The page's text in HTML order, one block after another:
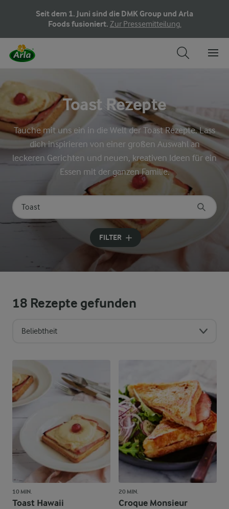
Seit dem 1. Juni sind die DMK Group und Arla
Foods fusioniert. Zur Pressemitteilung.
Toast Rezepte
Tauche mit uns ein in die Welt der Toast Rezepte. Lass
dich inspirieren von einer großen Auswahl an
leckeren Gerichten und neuen, kreativen Ideen für ein
Essen mit der ganzen Familie.
Nach Kategorie suchen
Geben Sie Suchbegriffe ein
FILTER
18 Rezepte gefunden
Beliebtheit
10 MIN.
Toast Hawaii
20 MIN.
Croque Monsieur